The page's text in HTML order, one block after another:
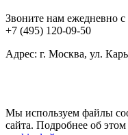
Звоните нам ежедневно с
+7 (495) 120-09-50
Адрес: г. Москва, ул.
Мы используем файлы
сайта. Подробнее об этом